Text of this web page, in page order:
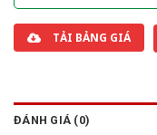
TẢI BẢNG GIÁ
ĐÁNH GIÁ (0)